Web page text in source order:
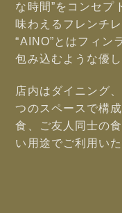
な時間”をコンセプ
味わえる フレンチ
“AINO”とはフィン
包み込むような優
店内はダイニング
つのスペースで構成
食、
ご友人同士の食
い用途でご利用い